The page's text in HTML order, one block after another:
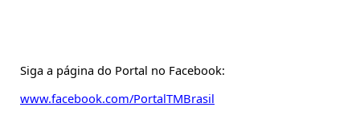
Siga a página do Portal no Facebook:
www.facebook.com/PortalTMBrasil